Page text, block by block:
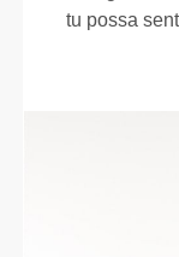
tu possa